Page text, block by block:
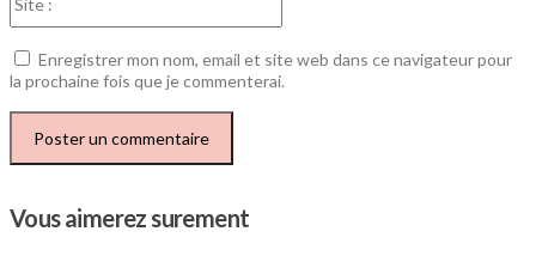
Enregistrer mon nom, email et site web dans ce navigateur pour
la prochaine fois que je commenterai.
Vous aimerez surement